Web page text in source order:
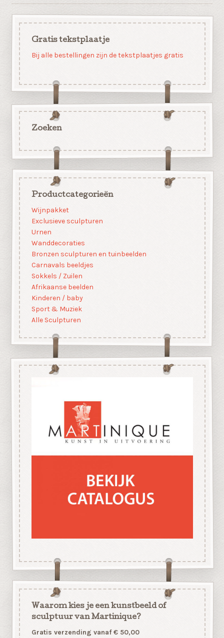
Gratis tekstplaatje
Bij alle bestellingen zijn de tekstplaatjes gratis
Zoeken
Productcategorieën
Wijnpakket
Exclusieve sculpturen
Urnen
Wanddecoraties
Bronzen sculpturen en tuinbeelden
Carnavals beeldjes
Sokkels / Zuilen
Afrikaanse beelden
Kinderen / baby
Sport & Muziek
Alle Sculpturen
Waarom kies je een kunstbeeld of
sculptuur van Martinique?
Gratis verzending vanaf € 50,00